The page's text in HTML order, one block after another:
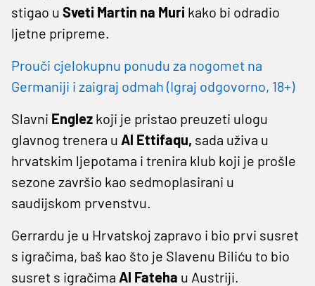
stigao u Sveti Martin na Muri kako bi odradio
ljetne pripreme.
Prouči cjelokupnu ponudu za nogomet na
Germaniji i zaigraj odmah (Igraj odgovorno, 18+)
Slavni Englez koji je pristao preuzeti ulogu
glavnog trenera u Al Ettifaqu, sada uživa u
hrvatskim ljepotama i trenira klub koji je prošle
sezone završio kao sedmoplasirani u
saudijskom prvenstvu.
Gerrardu je u Hrvatskoj zapravo i bio prvi susret
s igračima, baš kao što je Slavenu Biliću to bio
susret s igračima Al Fateha u Austriji.